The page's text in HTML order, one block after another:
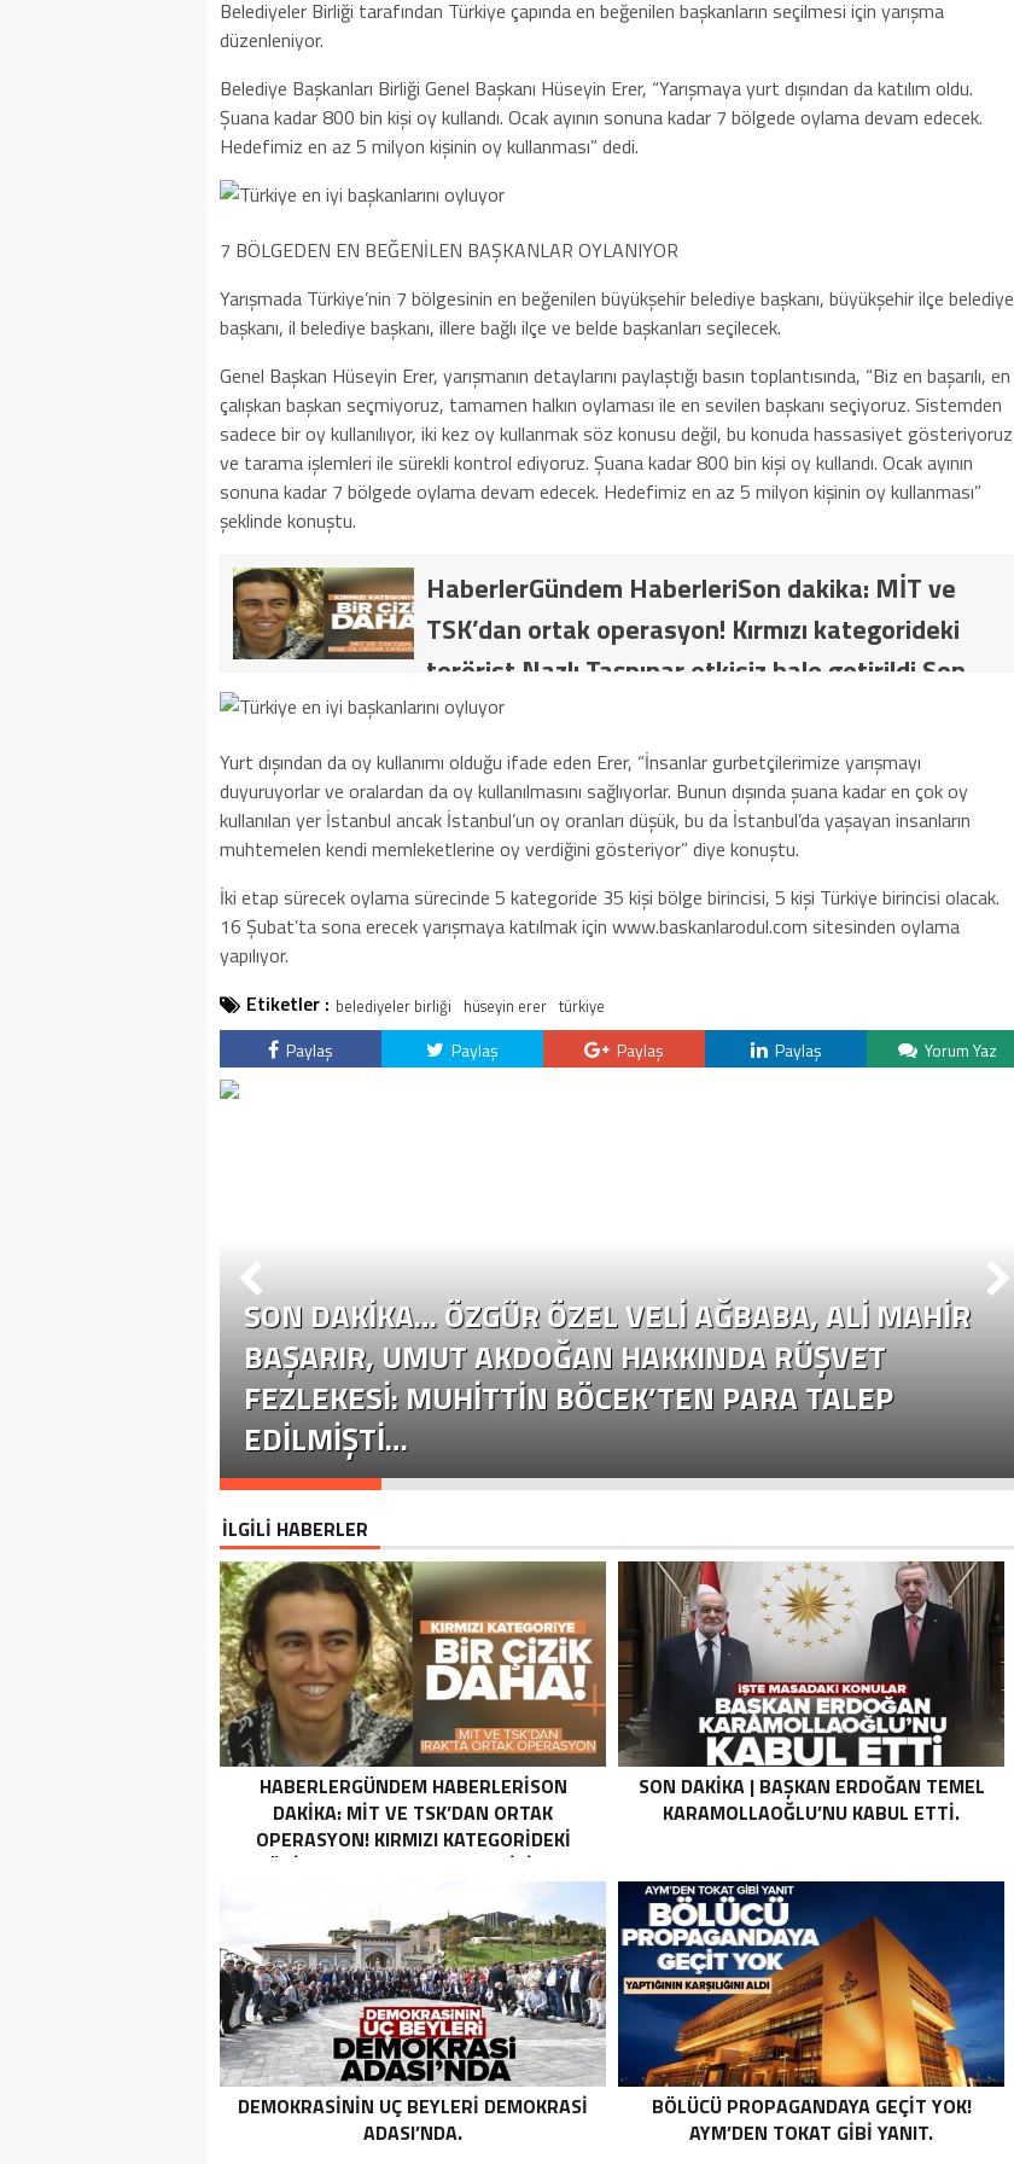
Belediyeler Birliği tarafından Türkiye çapında en beğenilen başkanların seçilmesi için yarışma
düzenleniyor.
Belediye Başkanları Birliği Genel Başkanı Hüseyin Erer, “Yarışmaya yurt dışından da katılım oldu.
Şuana kadar 800 bin kişi oy kullandı. Ocak ayının sonuna kadar 7 bölgede oylama devam edecek.
Hedefimiz en az 5 milyon kişinin oy kullanması” dedi.
7 BÖLGEDEN EN BEĞENİLEN BAŞKANLAR OYLANIYOR
Yarışmada Türkiye’nin 7 bölgesinin en beğenilen büyükşehir belediye başkanı, büyükşehir ilçe belediye
başkanı, il belediye başkanı, illere bağlı ilçe ve belde başkanları seçilecek.
Genel Başkan Hüseyin Erer, yarışmanın detaylarını paylaştığı basın toplantısında, “Biz en başarılı, en
çalışkan başkan seçmiyoruz, tamamen halkın oylaması ile en sevilen başkanı seçiyoruz. Sistemden
sadece bir oy kullanılıyor, iki kez oy kullanmak söz konusu değil, bu konuda hassasiyet gösteriyoruz
ve tarama işlemleri ile sürekli kontrol ediyoruz. Şuana kadar 800 bin kişi oy kullandı. Ocak ayının
sonuna kadar 7 bölgede oylama devam edecek. Hedefimiz en az 5 milyon kişinin oy kullanması”
şeklinde konuştu.
HaberlerGündem HaberleriSon dakika: MİT ve
TSK’dan ortak operasyon! Kırmızı kategorideki
terörist Nazlı Taşpınar etkisiz hale getirildi Son
dakika: MİT ve TSK’dan ortak operasyon! Kırmızı
kategorideki terörist Nazlı Taşpınar etkisiz hale
getirildi .
Yurt dışından da oy kullanımı olduğu ifade eden Erer, “İnsanlar gurbetçilerimize yarışmayı
duyuruyorlar ve oralardan da oy kullanılmasını sağlıyorlar. Bunun dışında şuana kadar en çok oy
kullanılan yer İstanbul ancak İstanbul’un oy oranları düşük, bu da İstanbul’da yaşayan insanların
muhtemelen kendi memleketlerine oy verdiğini gösteriyor” diye konuştu.
İki etap sürecek oylama sürecinde 5 kategoride 35 kişi bölge birincisi, 5 kişi Türkiye birincisi olacak.
16 Şubat’ta sona erecek yarışmaya katılmak için www.baskanlarodul.com sitesinden oylama
yapılıyor.
Etiketler : belediyeler birliği hüseyin erer türkiye
Paylaş Paylaş Paylaş Paylaş Yorum Yaz
SON DAKİKA… ÖZGÜR ÖZEL VELI AĞBABA, ALI MAHIR
BAŞARIR, UMUT AKDOĞAN HAKKINDA RÜŞVET
FEZLEKESI: MUHITTIN BÖCEK’TEN PARA TALEP
EDILMIŞTI…
İLGİLİ HABERLER
HABERLERGÜNDEM HABERLERISON
DAKIKA: MİT VE TSK’DAN ORTAK
OPERASYON! KIRMIZI KATEGORIDEKI
TERÖRIST NAZLI TAŞPINAR ETKISIZ HALE
ORTAK OPERASYON! KIRMIZI
KATEGORIDEKI TERÖRIST NAZLI
TAŞPINAR ETKISIZ HALE GETIRILDI .
SON DAKIKA | BAŞKAN ERDOĞAN TEMEL
KARAMOLLAOĞLU’NU KABUL ETTI.
DEMOKRASININ UÇ BEYLERI DEMOKRASI
ADASI’NDA.
BÖLÜCÜ PROPAGANDAYA GEÇIT YOK!
AYM’DEN TOKAT GIBI YANIT.